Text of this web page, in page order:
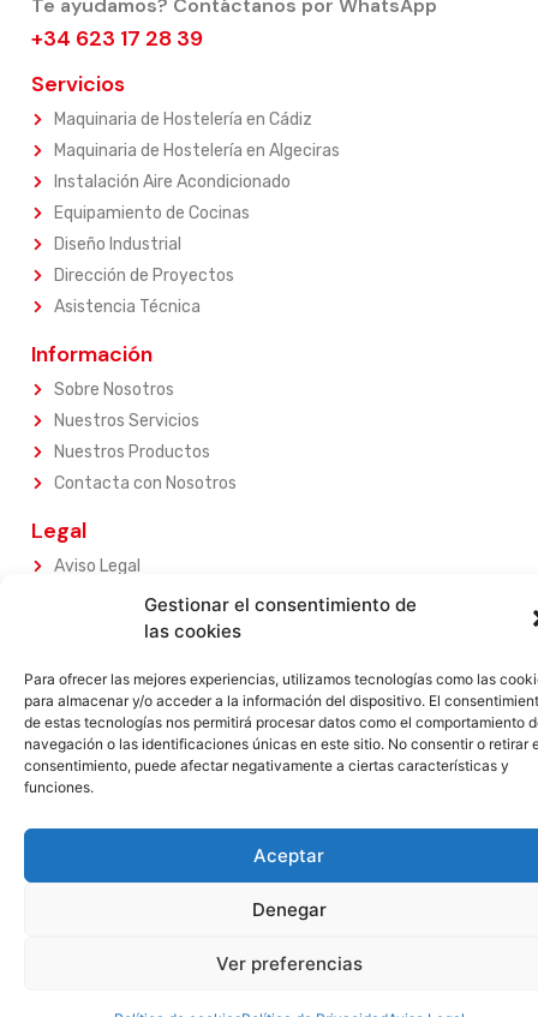
Gestionar el consentimiento de
las cookies
Para ofrecer las mejores experiencias, utilizamos tecnologías como las
para almacenar y/o acceder a la información del dispositivo. El
de estas tecnologías nos permitirá procesar datos como el comportamiento
navegación o las identificaciones únicas en este sitio. No consentir o retirar
consentimiento, puede afectar negativamente a ciertas características y
funciones.
Aceptar
Denegar
Ver preferencias
Te ayudamos? Contáctanos por WhatsApp
+34 623 17 28 39
Servicios
Maquinaria de Hostelería en Cádiz
Maquinaria de Hostelería en Algeciras
Instalación Aire Acondicionado
Equipamiento de Cocinas
Diseño Industrial
Dirección de Proyectos
Asistencia Técnica
Información
Sobre Nosotros
Nuestros Servicios
Nuestros Productos
Contacta con Nosotros
Legal
Aviso Legal
Política de Privacidad
Política de Privacidad
Garantia
Devoluciones